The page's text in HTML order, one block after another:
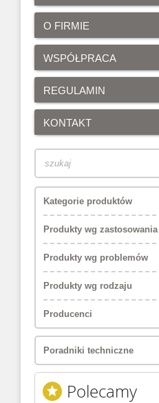
O FIRMIE
WSPÓŁPRACA
REGULAMIN
KONTAKT
Kategorie produktów
Produkty wg zastosowania
Produkty wg problemów
Produkty wg rodzaju
Producenci
Poradniki techniczne
Polecamy